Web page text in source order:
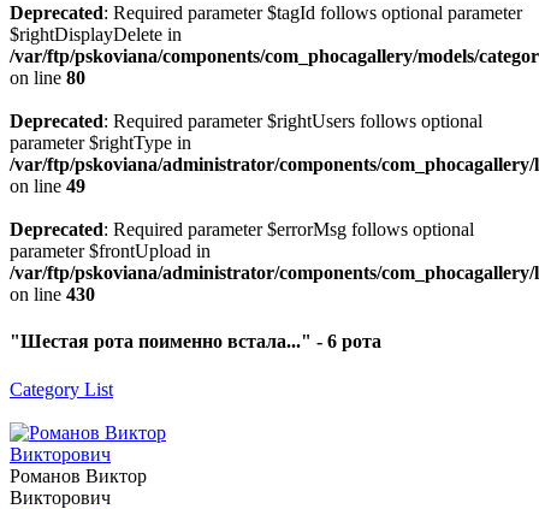
Deprecated: Required parameter $tagId follows optional parameter
$rightDisplayDelete in
/var/ftp/pskoviana/components/com_phocagallery/models/
on line 80
Deprecated: Required parameter $rightUsers follows optional
parameter $rightType in
/var/ftp/pskoviana/administrator/components/com_phocagallery/
on line 49
Deprecated: Required parameter $errorMsg follows optional
parameter $frontUpload in
/var/ftp/pskoviana/administrator/components/
on line 430
"Шестая рота поименно встала..." - 6 рота
Category List
Романов Виктор
Викторович